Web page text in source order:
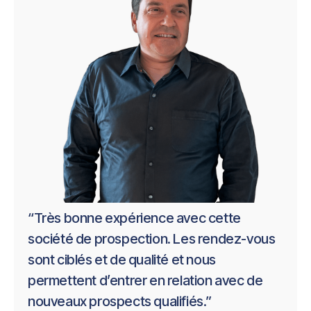
que je suis très satisfait des résultats. Le
suivi et l’outil proposés sont très efficaces
et ont permis d'optimiser mon temps en
ciblant les bonnes entreprises et les bons
contacts. En utilisant leur plateforme, j'ai
réussi à augmenter considérablement le
nombre de rendez-vous. J’ai déjà
recommandé Captain Prospect à d’autres
dirigeants qui cherchaient à améliorer leur
prospection commerciale.
Charles Marron
Directeur d'agence
“Très bonne expérience avec cette
société de prospection. Les rendez-vous
sont ciblés et de qualité et nous
permettent d’entrer en relation avec de
nouveaux prospects qualifiés.”
2
7
4
2
8
3
0
2
7